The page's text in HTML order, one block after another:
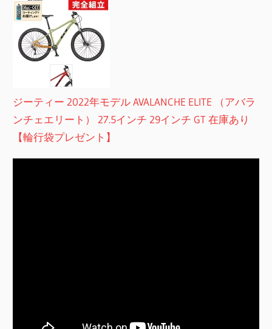
ジーティー 2022年モデル AVALANCHE ELITE （アバラ
ンチェエリート） 27.5インチ 29インチ GT 在庫あり
【輪行袋プレゼント】